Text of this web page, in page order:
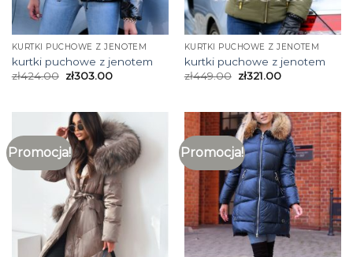
KURTKI PUCHOWE Z JENOTEM
kurtki puchowe z jenotem
zł424.00 zł303.00
KURTKI PUCHOWE Z JENOTEM
kurtki puchowe z jenotem
zł449.00 zł321.00
Promocja! Promocja!